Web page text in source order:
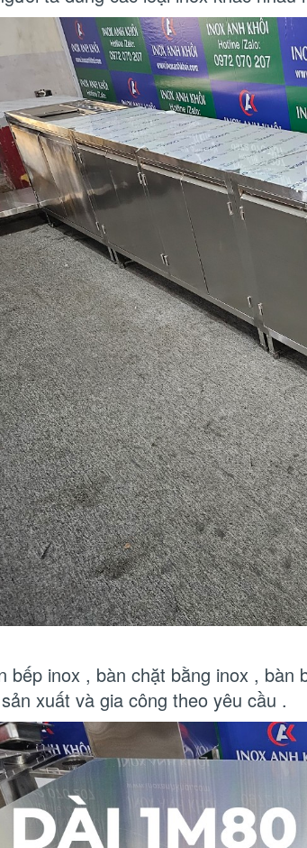
bếp inox , bàn chặt bằng inox , bàn
xuất và gia công theo yêu cầu .